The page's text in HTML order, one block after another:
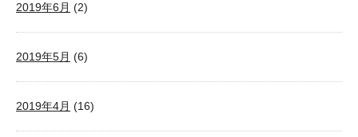
2019年6月 (2)
2019年5月 (6)
2019年4月 (16)